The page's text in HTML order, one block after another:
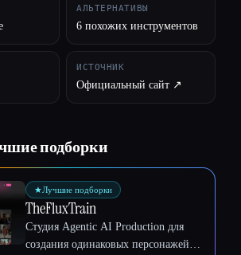
АЛЬТЕРНАТИВЫ
6 похожих инструментов
ИСТОЧНИК
Официальный сайт ↗︎
подборки
★Лучшие подборки
TheFluxTrain
Студия Agentic AI Production для
создания одинаковых персонажей,